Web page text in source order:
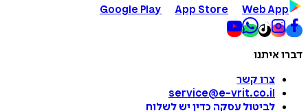
Google Play
App Store Web App
דברו איתנו
צרו קשר
service@e-vrit.co.il
לביטול עסקה כדין יש לשלוח